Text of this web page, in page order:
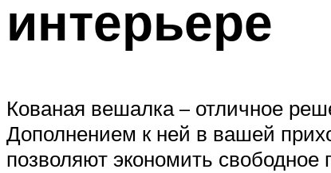
интерьере
Кованая вешалка – отличное
Дополнением к ней в вашей
позволяют экономить свободное